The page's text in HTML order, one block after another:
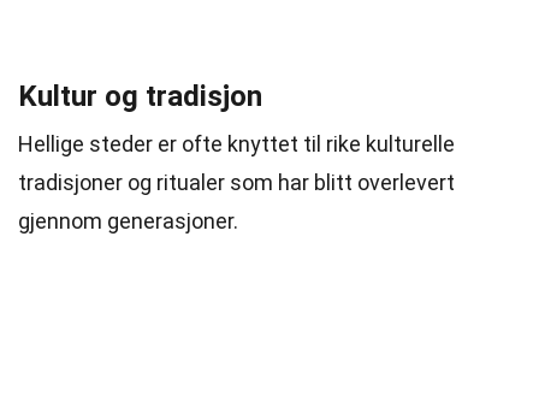
Kultur og tradisjon
Hellige steder er ofte knyttet til rike kulturelle
tradisjoner og ritualer som har blitt overlevert
gjennom generasjoner.